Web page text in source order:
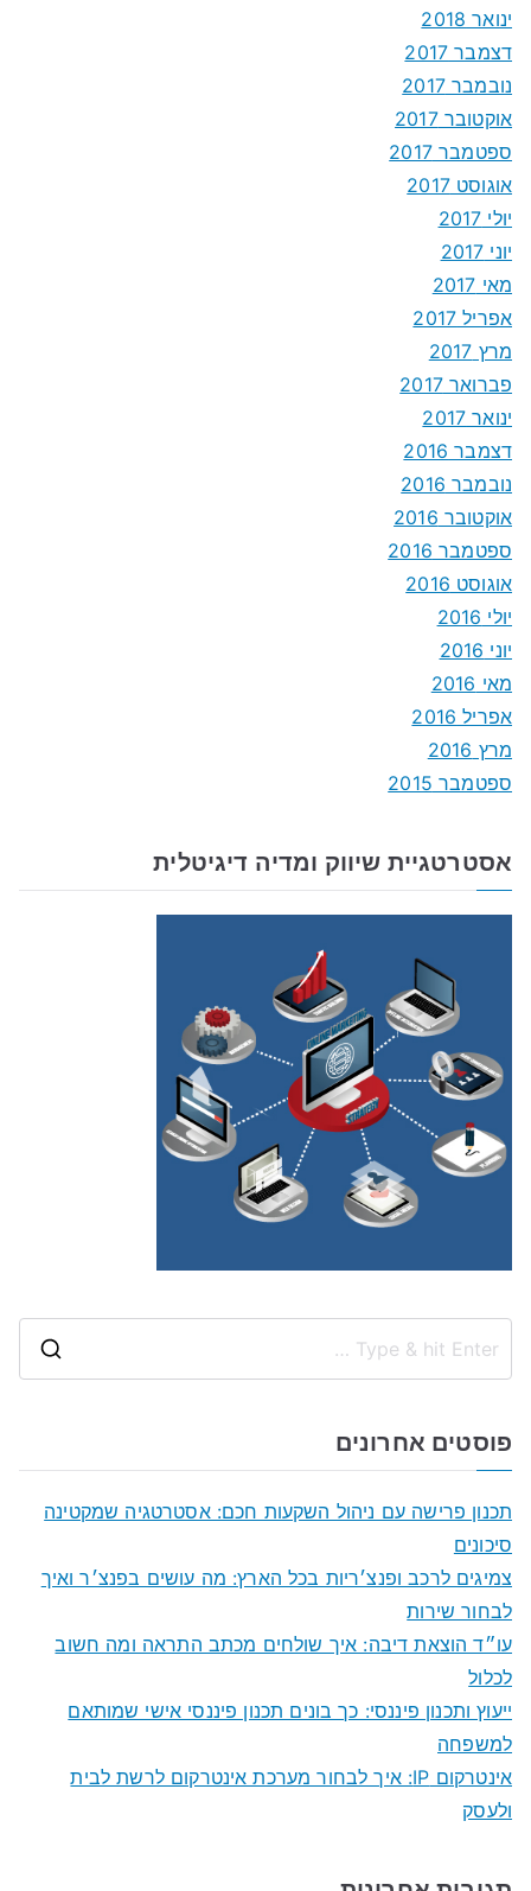
ינואר 2018
דצמבר 2017
נובמבר 2017
אוקטובר 2017
ספטמבר 2017
אוגוסט 2017
יולי 2017
יוני 2017
מאי 2017
אפריל 2017
מרץ 2017
פברואר 2017
ינואר 2017
דצמבר 2016
נובמבר 2016
אוקטובר 2016
ספטמבר 2016
אוגוסט 2016
יולי 2016
יוני 2016
מאי 2016
אפריל 2016
מרץ 2016
ספטמבר 2015
אסטרטגיית שיווק ומדיה דיגיטלית
פוסטים אחרונים
תכנון פרישה עם ניהול השקעות חכם: אסטרטגיה שמקטינה
סיכונים
צמיגים לרכב ופנצ׳ריות בכל הארץ: מה עושים בפנצ׳ר ואיך
לבחור שירות
עו״ד הוצאת דיבה: איך שולחים מכתב התראה ומה חשוב
לכלול
ייעוץ ותכנון פיננסי: כך בונים תכנון פיננסי אישי שמותאם
למשפחה
אינטרקום IP: איך לבחור מערכת אינטרקום לרשת לבית
ולעסק